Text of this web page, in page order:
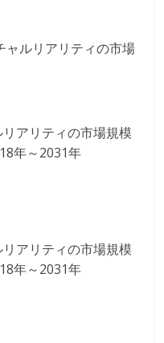
ャルリアリティの市場
アリティの市場規模
年～2031年
アリティの市場規模
年～2031年